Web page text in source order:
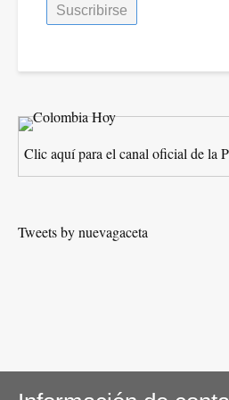
Clic aquí para el canal oficial de la
Tweets by nuevagaceta